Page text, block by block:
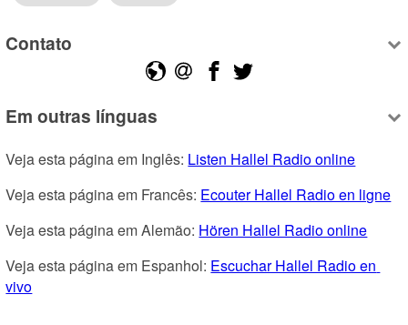
Contato
Em outras línguas
Veja esta página em Inglês: Listen Hallel Radio online
Veja esta página em Francês: Ecouter Hallel Radio en ligne
Veja esta página em Alemão: Hören Hallel Radio online
Veja esta página em Espanhol: Escuchar Hallel Radio en
vivo